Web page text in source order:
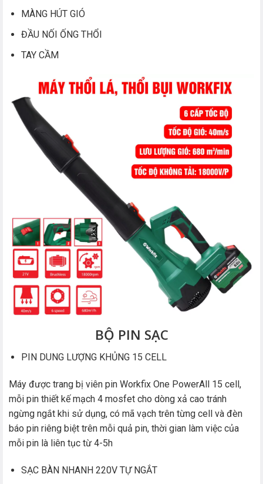
MÀNG HÚT GIÓ
ĐẦU NỐI ỐNG THỔI
TAY CẦM
BỘ PIN SẠC
PIN DUNG LƯỢNG KHỦNG 15 CELL
Máy được trang bị viên pin Workfix One PowerAll 15 cell,
mỗi pin thiết kế mạch 4 mosfet cho dòng xả cao tránh
ngừng ngắt khi sử dụng, có mã vạch trên từng cell và đèn
báo pin riêng biệt trên mỗi quả pin, thời gian làm việc của
mỗi pin là liên tục từ 4-5h
SẠC BÀN NHANH 220V TỰ NGẮT